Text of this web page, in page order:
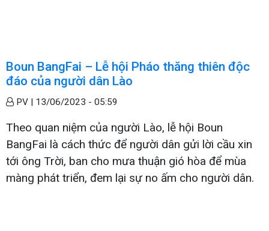
Boun BangFai – Lễ hội Pháo thăng thiên độc
đáo của người dân Lào
PV | 13/06/2023 - 05:59
Theo quan niệm của người Lào, lễ hội Boun
BangFai là cách thức để người dân gửi lời cầu xin
tới ông Trời, ban cho mưa thuận gió hòa để mùa
màng phát triển, đem lại sự no ấm cho người dân.